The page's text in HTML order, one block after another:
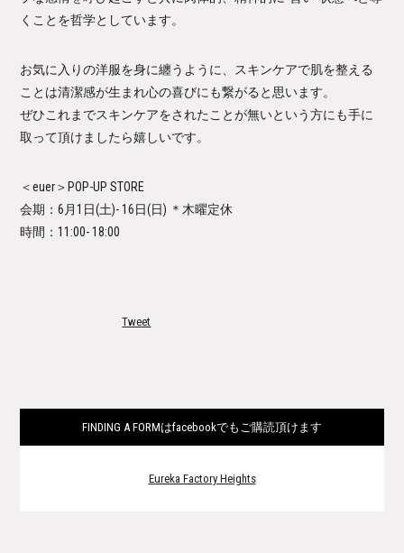
くことを哲学としています。
お気に入りの洋服を身に纏うように、 スキンケアで肌を整える
ことは清潔感が生まれ心の喜びにも繋がる と思います。
ぜひこれまでスキンケアをされたことが無いという方にも手に
取って頂けましたら嬉しいです。
＜euer＞POP-UP STORE
会期：6月1日(土)- 16日(日) ＊木曜定休
時間：11:00- 18:00
Tweet
FINDING A FORMはfacebookでもご購読頂けます
Eureka Factory Heights